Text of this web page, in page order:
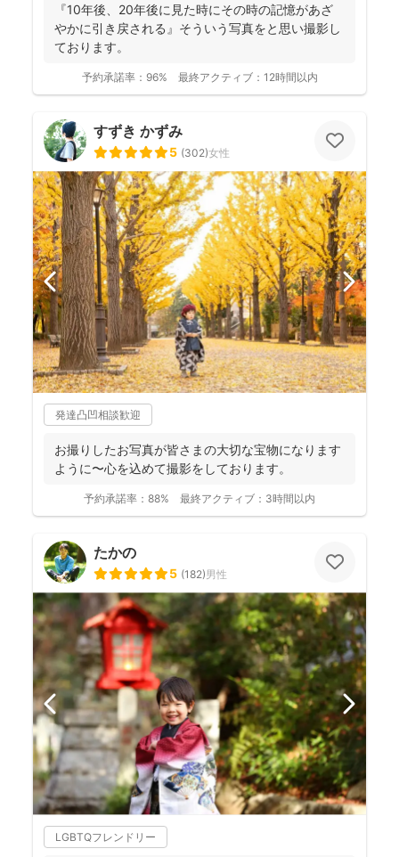
『10年後、20年後に見た時にその時の記憶があざ
やかに引き戻される』そういう写真をと思い撮影し
ております。
予約承諾率： 96% 最終アクティブ： 12時間以内
すずき かずみ
5 (302)女性
発達凸凹相談歓迎
お撮りしたお写真が皆さまの大切な宝物になります
ように〜心を込めて撮影をしております。
予約承諾率： 88% 最終アクティブ： 3時間以内
たかの
5 (182)男性
LGBTQフレンドリー